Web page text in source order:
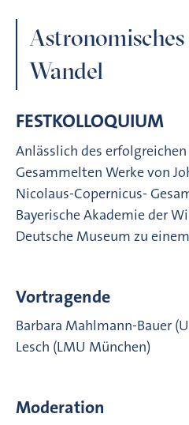
Wandel
FESTKOLLOQUIUM
Anlässlich des
Gesammelten Werke von
Nicolaus-Copernicus-
Bayerische Akademie der
Deutsche Museum zu
Vortragende
Barbara Mahlmann-Bauer
Lesch (LMU München)
Moderation